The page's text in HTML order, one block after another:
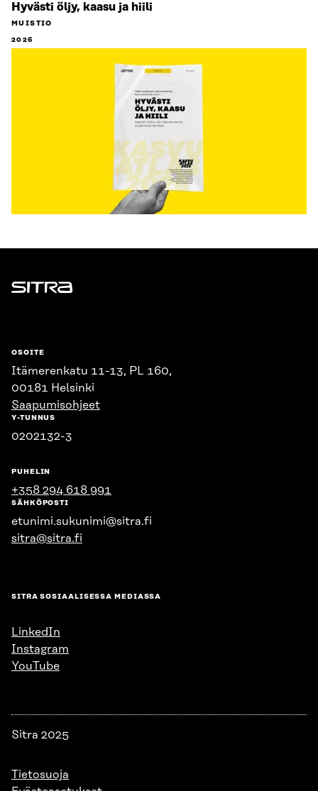
Hyvästi öljy, kaasu ja hiili
MUISTIO
2026
Sitra
OSOITE
Itämerenkatu 11-13, PL 160,
00181 Helsinki
Saapumisohjeet
Y-TUNNUS
0202132-3
PUHELIN
+358 294 618 991
SÄHKÖPOSTI
etunimi.sukunimi@sitra.fi
sitra@sitra.fi
SITRA SOSIAALISESSA MEDIASSA
LinkedIn
Instagram
YouTube
Sitra 2025
Tietosuoja